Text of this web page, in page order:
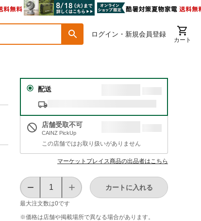
ログイン・新規会員登録
カート
配送
店舗受取不可
CAINZ PickUp
この店舗ではお取り扱いがありません
マーケットプレイス商品の出品者はこちら
最大注文数は0です
カートに入れる
※価格は​店舗や​掲載場所で​異なる​場合が​あります。